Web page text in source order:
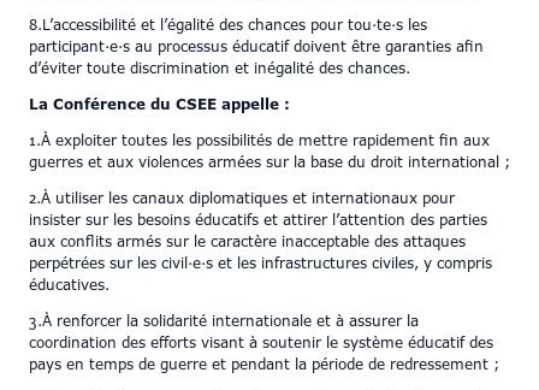
8.L’accessibilité et l’égalité des chances pour tou·te·s les
participant·e·s au processus éducatif doivent être garanties afin
d’éviter toute discrimination et inégalité des chances.
La Conférence du CSEE appelle :
1.À exploiter toutes les possibilités de mettre rapidement fin aux
guerres et aux violences armées sur la base du droit international ;
2.À utiliser les canaux diplomatiques et internationaux pour
insister sur les besoins éducatifs et attirer l’attention des parties
aux conflits armés sur le caractère inacceptable des attaques
perpétrées sur les civil·e·s et les infrastructures civiles, y compris
éducatives.
3.À renforcer la solidarité internationale et à assurer la
coordination des efforts visant à soutenir le système éducatif des
pays en temps de guerre et pendant la période de redressement ;